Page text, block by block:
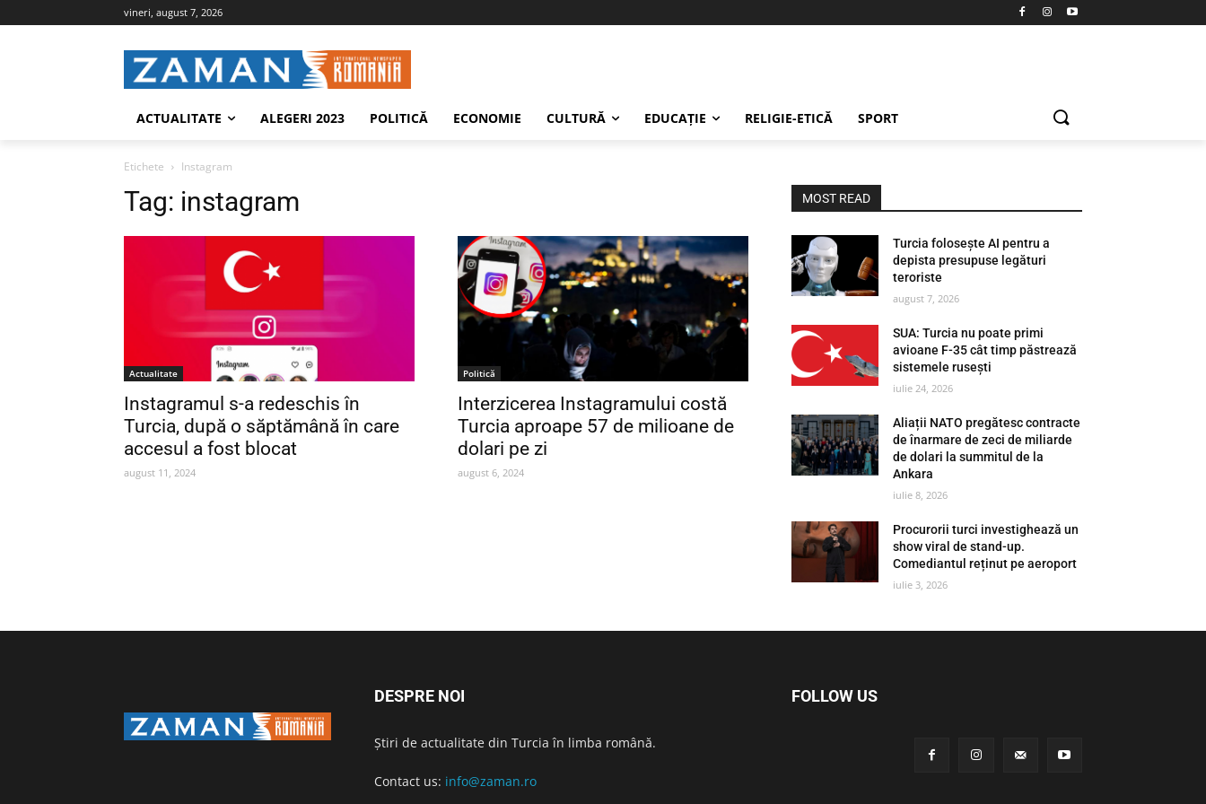
vineri, august 7, 2026
ACTUALITATE ALEGERI 2023 POLITICĂ ECONOMIE CULTURĂ EDUCAŢIE RELIGIE-ETICĂ SPORT
Etichete Instagram
Tag: instagram
Actualitate
Instagramul s-a redeschis în
Turcia, după o săptămână în care
accesul a fost blocat
august 11, 2024
Politică
Interzicerea Instagramului costă
Turcia aproape 57 de milioane de
dolari pe zi
august 6, 2024
MOST READ
Turcia folosește AI pentru a
depista presupuse legături
teroriste
august 7, 2026
SUA: Turcia nu poate primi
avioane F-35 cât timp păstrează
sistemele rusești
iulie 24, 2026
Aliații NATO pregătesc contracte
de înarmare de zeci de miliarde
de dolari la summitul de la
Ankara
iulie 8, 2026
Procurorii turci investighează un
show viral de stand-up.
Comediantul reținut pe aeroport
iulie 3, 2026
DESPRE NOI
Știri de actualitate din Turcia în limba română.
Contact us: info@zaman.ro
FOLLOW US